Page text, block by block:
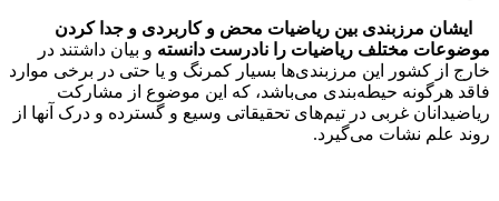
ایشان مرزبندی بین ریاضیات محض و کاربردی و جدا کردن
موضوعات مختلف ریاضیات را نادرست دانسته و بیان داشتند در
خارج از کشور این مرزبندی‌ها بسیار کمرنگ‌ و یا حتی در برخی موارد
فاقد هرگونه حیطه‌بندی می‌باشد، که این موضوع از مشارکت
ریاضیدانان غربی در تیم‌های تحقیقاتی وسیع و گسترده و درک آنها از
روند علم نشات می‌گیرد.